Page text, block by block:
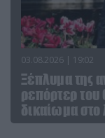
03.08.2026 | 19:02
Ξέπλυμα της
ρεπόρτερ του
δικαίωμα στο